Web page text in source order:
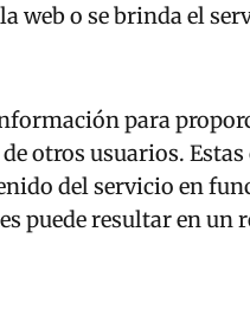
web o se brinda el
para
otros usuarios.
del servicio en
puede resultar en